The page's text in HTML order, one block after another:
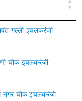
गल्ली इचलकरंजी
चौक इचलकरंजी
नगर चौक इचलकरंजी